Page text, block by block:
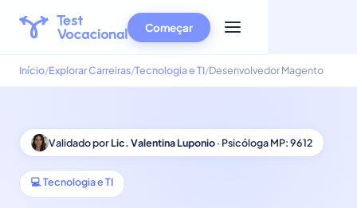
Começar
Início Explorar Carreiras Tecnologia e TI Desenvolvedor Magento
Validado porLic. Valentina Luponio· Psicóloga MP: 9612
💻 Tecnologia e TI